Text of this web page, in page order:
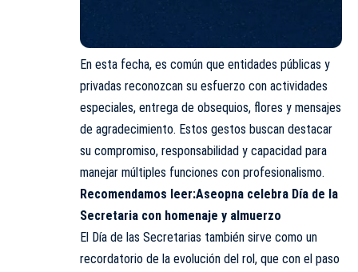
En esta fecha, es común que entidades públicas y
privadas reconozcan su esfuerzo con actividades
especiales, entrega de obsequios, flores y mensajes
de agradecimiento. Estos gestos buscan destacar
su compromiso, responsabilidad y capacidad para
manejar múltiples funciones con profesionalismo.
Recomendamos leer:Aseopna celebra Día de la
Secretaria con homenaje y almuerzo
El Día de las Secretarias también sirve como un
recordatorio de la evolución del rol, que con el paso